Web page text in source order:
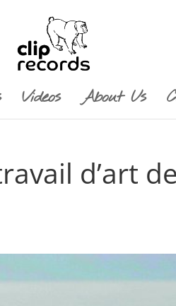
Videos About Us
d’art de